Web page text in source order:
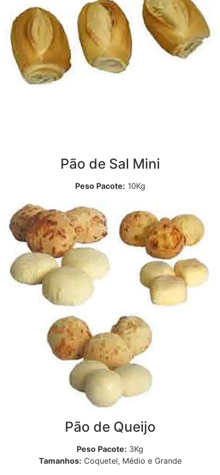
Pão de Sal Mini
Peso Pacote: 10Kg
Pão de Queijo
Peso Pacote: 3Kg
Tamanhos: Coquetel, Médio e Grande